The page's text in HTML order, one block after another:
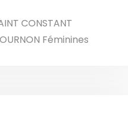
CONSTANT
Féminines